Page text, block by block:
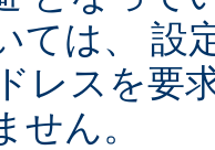
ては、 設
レスを要
せん。